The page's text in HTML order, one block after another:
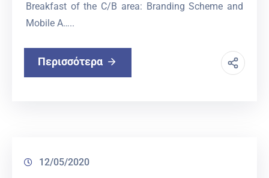
Breakfast of the C/B area: Branding Scheme and
Mobile A…..
Περισσότερα
12/05/2020